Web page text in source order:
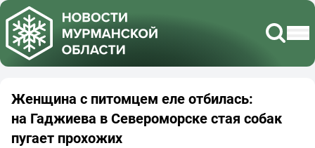
Женщина с питомцем еле отбилась:
на Гаджиева в Североморске стая собак
пугает прохожих